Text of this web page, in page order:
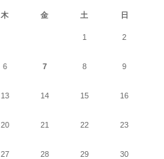
木 金 土 日
1 2
6 7 8 9
13 14 15 16
20 21 22 23
27 28 29 30